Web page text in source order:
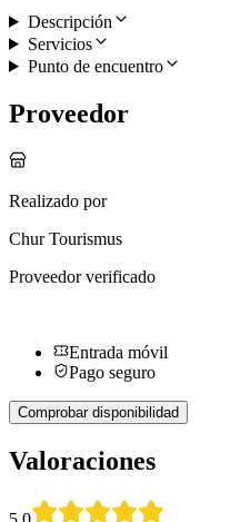
Descripción
Servicios
Punto de encuentro
Proveedor
Realizado por
Chur Tourismus
Proveedor verificado
Entrada móvil
Pago seguro
Comprobar disponibilidad
Valoraciones